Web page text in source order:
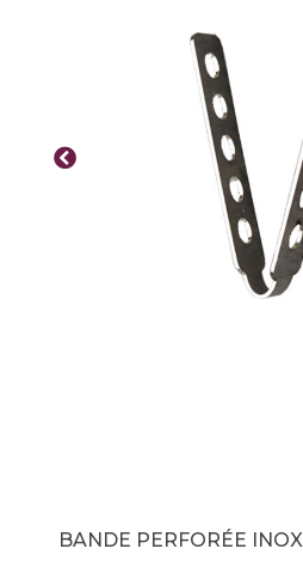
BANDE PERFORÉE INOX